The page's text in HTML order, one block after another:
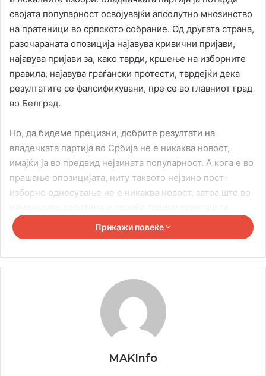
својата популарност освојувајќи апсолутно мнозинство
на пратеници во српското собрание. Од другата страна,
разочараната опозиција најавува кривични пријави,
најавува пријави за, како тврди, кршење на изборните
правила, најавува граѓански протести, тврдејќи дека
резултатите се фалсификувани, пре се во главниот град
во Белград.
Но, да бидеме прецизни, добрите резултати на
владечката партија во Србија не е никаква новост,
имајќи ја во предвид нејзината популарност. А кога е во
прашање опозицијата, ниту таквото нејзино пост-
изборно однесување не е никаква новост, затоа што во
бираат сличните механизми во пост-изборната
политичка битка.
Изборни процеси ја очекуваат и македонската држава,
ама на пролет. Во македонската држава треба да бидат
одржани претседателски и парламентарни избори. И
тоа се избори на кои, после локалните избори одржани
во 2021 година, повторно власта и опозицијата ќе ги
Прикажи повеќе
MAKInfo